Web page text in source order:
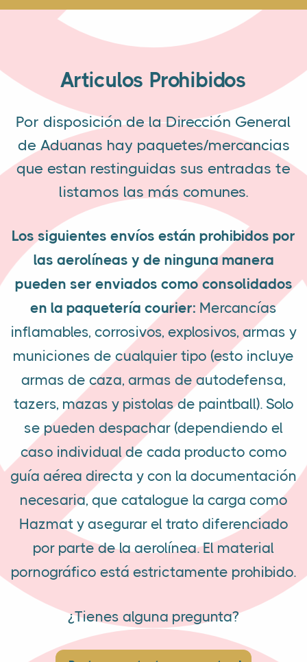
Articulos Prohibidos
Por disposición de la Dirección General
de Aduanas hay paquetes/mercancias
que estan restinguidas sus entradas te
listamos las más comunes.
Los siguientes envíos están prohibidos por
las aerolíneas y de ninguna manera
pueden ser enviados como consolidados
en la paquetería courier: Mercancías
inflamables, corrosivos, explosivos, armas y
municiones de cualquier tipo (esto incluye
armas de caza, armas de autodefensa,
tazers, mazas y pistolas de paintball). Solo
se pueden despachar (dependiendo el
caso individual de cada producto como
guía aérea directa y con la documentación
necesaria, que catalogue la carga como
Hazmat y asegurar el trato diferenciado
por parte de la aerolínea. El material
pornográfico está estrictamente prohibido.
¿Tienes alguna pregunta?